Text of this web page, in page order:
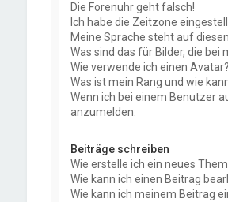
Die Forenuhr geht falsch!
Ich habe die Zeitzone
Meine Sprache steht auf
Was sind das für Bilder, die
Wie verwende ich einen Avatar?
Was ist mein Rang und wie
Wenn ich bei einem Benutzer
anzumelden.
Beiträge schreiben
Wie erstelle ich ein neues
Wie kann ich einen Beitrag
Wie kann ich meinem Beitrag